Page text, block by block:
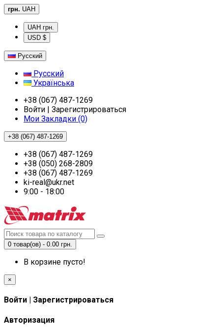
грн. UAH
UAH грн.
USD $
Русский
Русский
Українська
+38 (067) 487-1269
Войти | Зарегистрироваться
Мои Закладки (0)
+38 (067) 487-1269
+38 (067) 487-1269
+38 (050) 268-2809
+38 (067) 487-1269
ki-real@ukr.net
9:00 - 18:00
0 товар(ов) - 0.00 грн.
В корзине пусто!
×
Войти | Зарегистрироваться
Авторизация